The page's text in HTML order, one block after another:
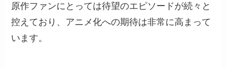
原作ファンにとっては待望のエピソードが続々と
控えており、アニメ化への期待は非常に高まって
います。